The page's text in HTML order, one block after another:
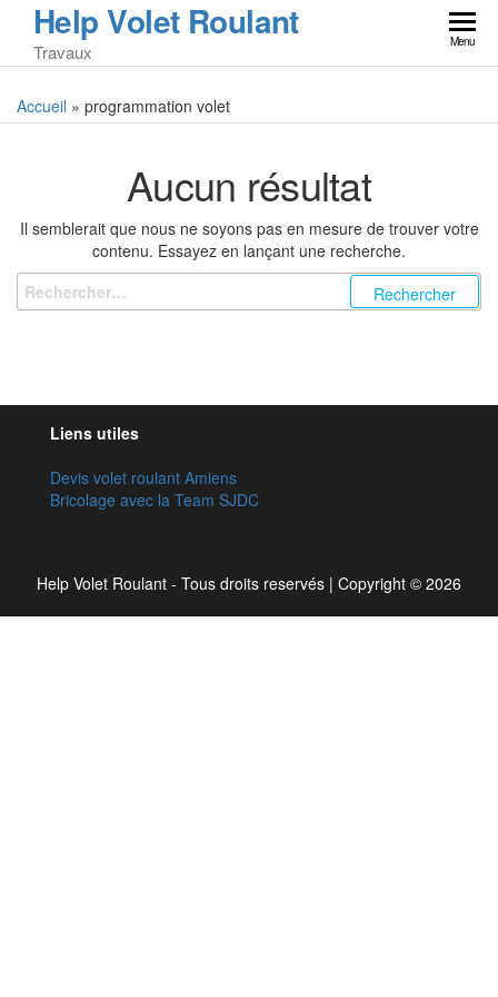
Help Volet Roulant
Travaux Menu
Accueil » programmation volet
Aucun résultat
Il semblerait que nous ne soyons pas en mesure de trouver votre
contenu. Essayez en lançant une recherche.
Liens utiles
Devis volet roulant Amiens
Bricolage avec la Team SJDC
Help Volet Roulant - Tous droits reservés | Copyright © 2026